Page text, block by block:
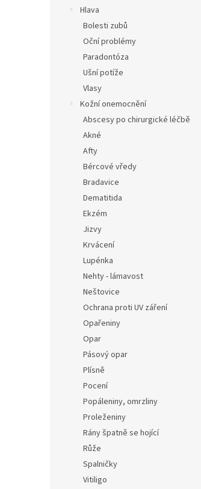
Hlava
Bolesti zubů
Oční problémy
Paradontóza
Ušní potíže
Vlasy
Kožní onemocnění
Abscesy po chirurgické léčbě
Akné
Afty
Bércové vředy
Bradavice
Dematitida
Ekzém
Jizvy
Krvácení
Lupénka
Nehty - lámavost
Neštovice
Ochrana proti UV záření
Opařeniny
Opar
Pásový opar
Plísně
Pocení
Popáleniny, omrzliny
Proleženiny
Rány špatně se hojící
Růže
Spalničky
Vitiligo